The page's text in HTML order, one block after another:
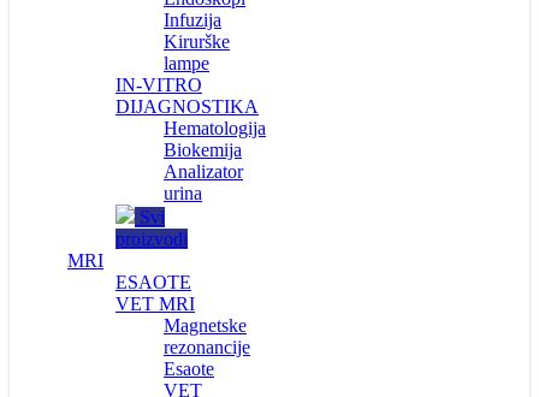
Infuzija
Kirurške
lampe
IN-VITRO
DIJAGNOSTIKA
Hematologija
Biokemija
Analizator
urina
Svi
proizvodi
MRI
ESAOTE
VET MRI
Magnetske
rezonancije
Esaote
VET